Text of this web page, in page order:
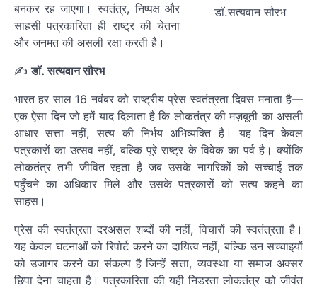
डाॅ.सत्यवान सौरभ
बनकर रह जाएगा। स्वतंत्र, निष्पक्ष और
साहसी पत्रकारिता ही राष्ट्र की चेतना
और जनमत की असली रक्षा करती है।
✍️डॉ. सत्यवान सौरभ
भारत हर साल 16 नवंबर को राष्ट्रीय प्रेस स्वतंत्रता दिवस मनाता है—
एक ऐसा दिन जो हमें याद दिलाता है कि लोकतंत्र की मज़बूती का असली
आधार सत्ता नहीं, सत्य की निर्भय अभिव्यक्ति है। यह दिन केवल
पत्रकारों का उत्सव नहीं, बल्कि पूरे राष्ट्र के विवेक का पर्व है। क्योंकि
लोकतंत्र तभी जीवित रहता है जब उसके नागरिकों को सच्चाई तक
पहुँचने का अधिकार मिले और उसके पत्रकारों को सत्य कहने का
साहस।
प्रेस की स्वतंत्रता दरअसल शब्दों की नहीं, विचारों की स्वतंत्रता है।
यह केवल घटनाओं को रिपोर्ट करने का दायित्व नहीं, बल्कि उन सच्चाइयों
को उजागर करने का संकल्प है जिन्हें सत्ता, व्यवस्था या समाज अक्सर
छिपा देना चाहता है। पत्रकारिता की यही निडरता लोकतंत्र को जीवंत